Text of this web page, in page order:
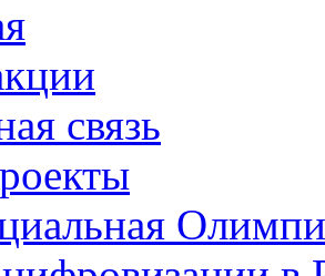
связь